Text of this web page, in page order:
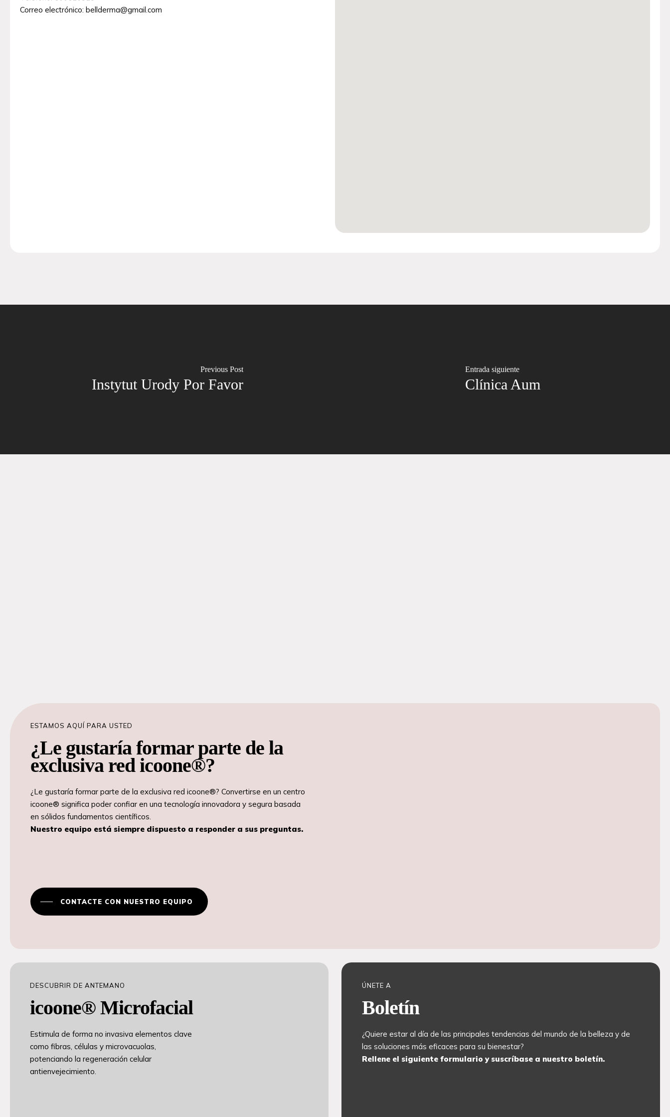
Correo electrónico: bellderma@gmail.com
Previous Post
Instytut Urody Por Favor
Entrada siguiente
Clínica Aum
ESTAMOS AQUÍ PARA USTED
¿Le gustaría formar parte de la
exclusiva red icoone®?
¿Le gustaría formar parte de la exclusiva red icoone®? Convertirse en un centro
icoone® significa poder confiar en una tecnología innovadora y segura basada
en sólidos fundamentos científicos.
Nuestro equipo está siempre dispuesto a responder a sus preguntas.
CONTACTE CON NUESTRO EQUIPO
DESCUBRIR DE ANTEMANO
icoone® Microfacial
Estimula de forma no invasiva elementos clave
como fibras, células y microvacuolas,
potenciando la regeneración celular
antienvejecimiento.
ÚNETE A
Boletín
¿Quiere estar al día de las principales tendencias del mundo de la belleza y de
las soluciones más eficaces para su bienestar?
Rellene el siguiente formulario y suscríbase a nuestro boletín.